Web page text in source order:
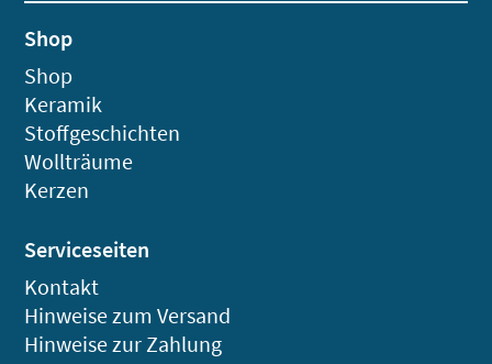
Shop
Shop
Keramik
Stoffgeschichten
Wollträume
Kerzen
Serviceseiten
Kontakt
Hinweise zum Versand
Hinweise zur Zahlung